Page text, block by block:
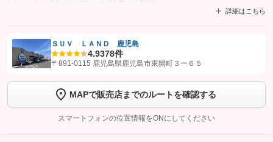
詳細はこちら
【STEP1】認証画面でグーネットを友だち追加してから「許可する」ボタンを押
トーク画面で
ボタンをタップして問い合わせを
完了してください。
こちら
ＳＵＶ ＬＡＮＤ 鹿児島
4.9378件
〒891-0115 鹿児島県鹿児島市東開町３ー６５
MAPで販売店までのルートを確認する
スマートフォンの位置情報をONにしてください